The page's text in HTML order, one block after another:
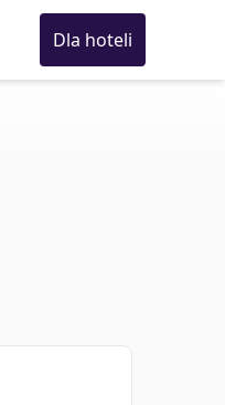
Dla hoteli